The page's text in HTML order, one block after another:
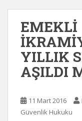
EMEKLİ
YILLIK
AŞILDI
11 Mart 2016
Güvenlik Hukuku